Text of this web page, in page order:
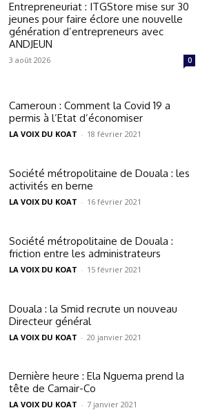
Entrepreneuriat : ITGStore mise sur 30
jeunes pour faire éclore une nouvelle
génération d’entrepreneurs avec
ANDJEUN
3 août 2026 0
Cameroun : Comment la Covid 19 a
permis à l’Etat d’économiser
LA VOIX DU KOAT - 18 février 2021
Société métropolitaine de Douala : les
activités en berne
LA VOIX DU KOAT - 16 février 2021
Société métropolitaine de Douala :
friction entre les administrateurs
LA VOIX DU KOAT - 15 février 2021
Douala : la Smid recrute un nouveau
Directeur général
LA VOIX DU KOAT - 20 janvier 2021
Dernière heure : Ela Nguema prend la
tête de Camair-Co
LA VOIX DU KOAT - 7 janvier 2021